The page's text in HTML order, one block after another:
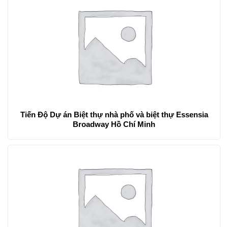
Tiến Độ Dự án Biệt thự nhà phố và biệt thự Essensia
Broadway Hồ Chí Minh